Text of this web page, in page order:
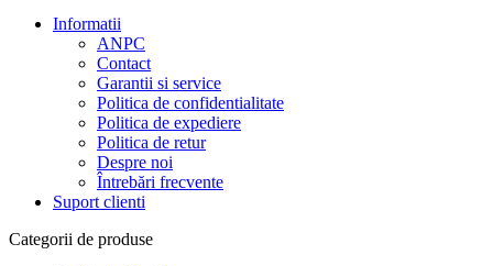
Informatii
ANPC
Contact
Garantii si service
Politica de confidentialitate
Politica de expediere
Politica de retur
Despre noi
Întrebări frecvente
Suport clienti
Categorii de produse